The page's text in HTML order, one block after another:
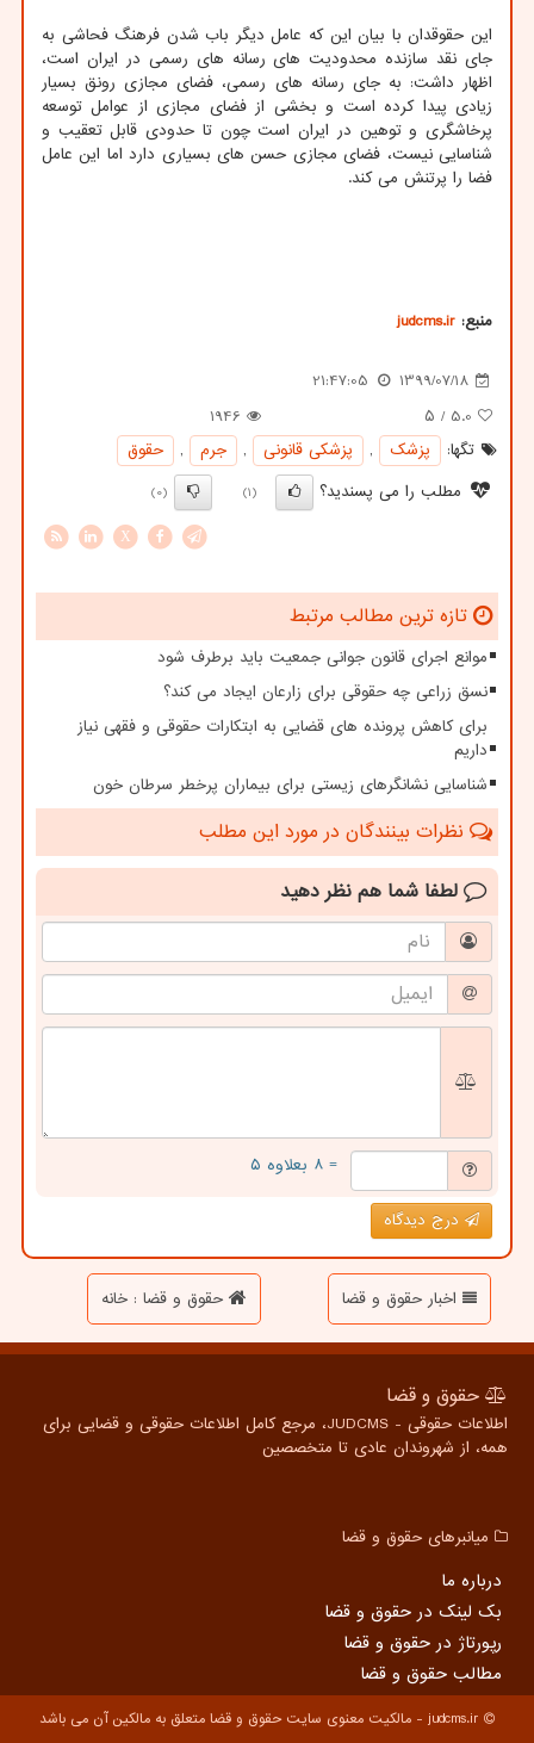
این حقوقدان با بیان این که عامل دیگر باب شدن فرهنگ فحاشی به
جای نقد سازنده محدودیت های رسانه های رسمی در ایران است،
اظهار داشت: به جای رسانه های رسمی، فضای مجازی رونق بسیار
زیادی پیدا کرده است و بخشی از فضای مجازی از عوامل توسعه
پرخاشگری و توهین در ایران است چون تا حدودی قابل تعقیب و
شناسایی نیست، فضای مجازی حسن های بسیاری دارد اما این عامل
فضا را پرتنش می کند.
منبع: judcms.ir
1399/07/18
21:47:05
5.0 / ۵
1946
تگها:
پزشك , پزشكی قانونی , جرم ,
حقوق
مطلب را می پسندید؟
(1)
(0)
X
تازه ترین مطالب مرتبط
موانع اجرای قانون جوانی جمعیت باید برطرف شود
نسق زراعی چه حقوقی برای زارعان ایجاد می کند؟
برای کاهش پرونده های قضایی به ابتکارات حقوقی و فقهی نیاز
داریم
شناسایی نشانگرهای زیستی برای بیماران پرخطر سرطان خون
نظرات بینندگان در مورد این مطلب
لطفا شما هم نظر دهید
= ۸ بعلاوه ۵
درج دیدگاه
اخبار حقوق و قضا حقوق و قضا : خانه
حقوق و قضا
اطلاعات حقوقی - JUDCMS، مرجع کامل اطلاعات حقوقی و قضایی برای
همه، از شهروندان عادی تا متخصصین
میانبرهای حقوق و قضا
درباره ما
بک لینک در حقوق و قضا
رپورتاژ در حقوق و قضا
مطالب حقوق و قضا